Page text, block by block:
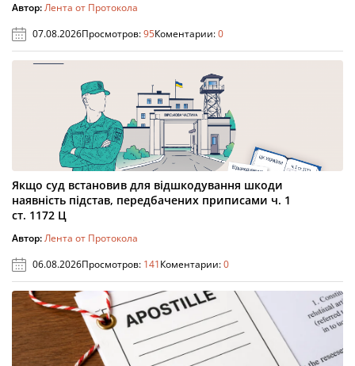
Автор:Лента от Протокола
07.08.2026Просмотров:95Коментарии:0
Якщо суд встановив для відшкодування шкоди
наявність підстав, передбачених приписами ч. 1
ст. 1172 Ц
Автор:Лента от Протокола
06.08.2026Просмотров: 141Коментарии:0